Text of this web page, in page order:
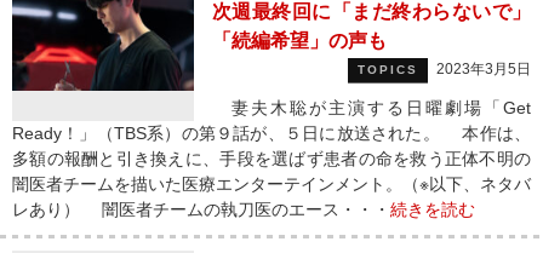
次週最終回に「まだ終わらないで」
「続編希望」の声も
TOPICS 2023年3月5日
妻夫木聡が主演する日曜劇場「Get
Ready！」（TBS系）の第９話が、５日に放送された。 本作は、
多額の報酬と引き換えに、手段を選ばず患者の命を救う正体不明の
闇医者チームを描いた医療エンターテインメント。（※以下、ネタバ
レあり） 闇医者チームの執刀医のエース・・・ 続きを読む